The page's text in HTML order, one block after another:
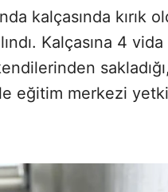
kalçasında kırık
Kalçasına 4
eğitim merkezi